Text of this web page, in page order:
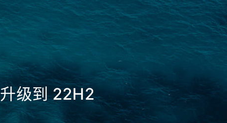
级到 22H2_